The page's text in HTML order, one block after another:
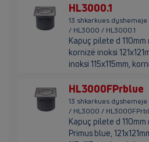
HL3000.1
13 shkarkues
/ HL3000 / HL3000.1
Kapuç pilete d
kornizë inoksi
inoksi 115x115mm,
HL3000FPrblue
13 shkarkues
/ HL3000 /
Kapuç pilete d
Primus blue,